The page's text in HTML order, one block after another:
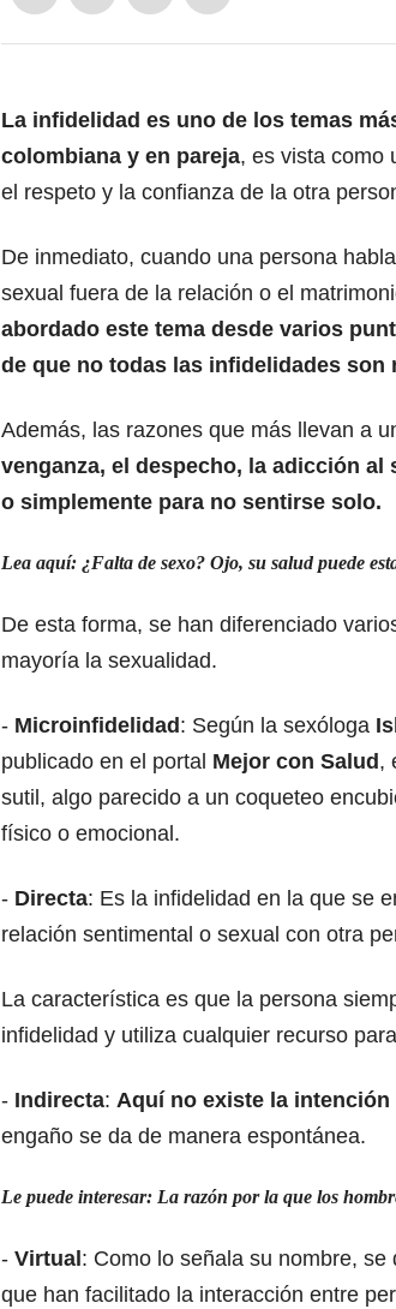
La infidelidad es uno de los temas
colombiana y en pareja, es vista como
el respeto y la confianza de la otra
De inmediato, cuando una persona
sexual fuera de la relación o el
abordado este tema desde varios
de que no todas las infidelidades son
Además, las razones que más llevan a
venganza, el despecho, la adicción
o simplemente para no sentirse solo.
Lea aquí: ¿Falta de sexo? Ojo, su salud puede
De esta forma, se han diferenciado
mayoría la sexualidad.
- Microinfidelidad: Según la sexóloga
publicado en el portal Mejor con Salud,
sutil, algo parecido a un coqueteo
físico o emocional.
- Directa: Es la infidelidad en la que se
relación sentimental o sexual con otra
La característica es que la persona
infidelidad y utiliza cualquier recurso
- Indirecta: Aquí no existe la
engaño se da de manera espontánea.
Le puede interesar: La razón por la que los
- Virtual: Como lo señala su nombre,
que han facilitado la interacción entre